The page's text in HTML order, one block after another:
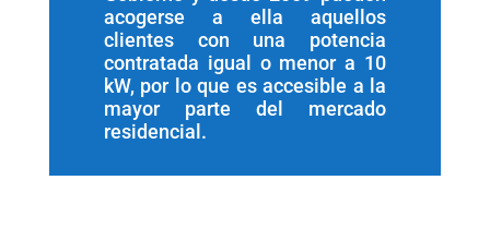
acogerse a ella aquellos
clientes con una potencia
contratada igual o menor a 10
kW, por lo que es accesible a la
mayor parte del mercado
residencial.